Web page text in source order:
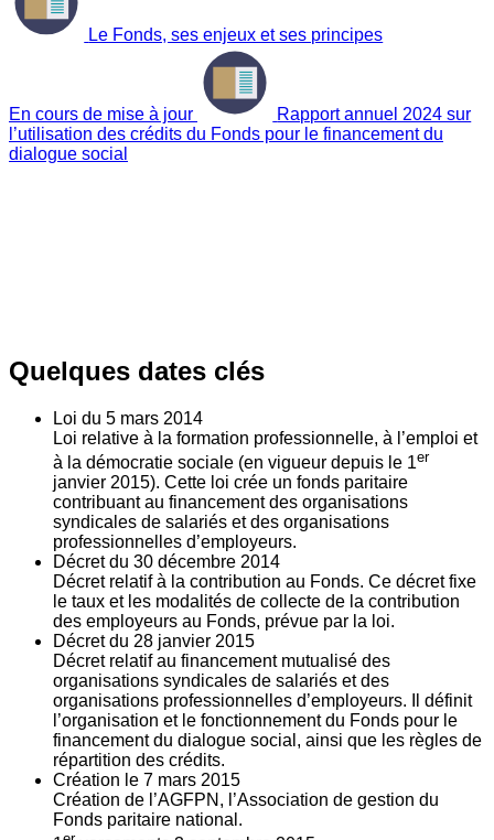
Le Fonds, ses enjeux et ses principes
En cours de mise à jour
Rapport annuel 2024 sur
l’utilisation des crédits du Fonds pour le financement du
dialogue social
Quelques dates clés
Loi du 5 mars 2014
Loi relative à la formation professionnelle, à l’emploi et
à la démocratie sociale (en vigueur depuis le 1er
janvier 2015). Cette loi crée un fonds paritaire
contribuant au financement des organisations
syndicales de salariés et des organisations
professionnelles d’employeurs.
Décret du 30 décembre 2014
Décret relatif à la contribution au Fonds. Ce décret fixe
le taux et les modalités de collecte de la contribution
des employeurs au Fonds, prévue par la loi.
Décret du 28 janvier 2015
Décret relatif au financement mutualisé des
organisations syndicales de salariés et des
organisations professionnelles d’employeurs. Il définit
l’organisation et le fonctionnement du Fonds pour le
financement du dialogue social, ainsi que les règles de
répartition des crédits.
Création le 7 mars 2015
Création de l’AGFPN, l’Association de gestion du
Fonds paritaire national.